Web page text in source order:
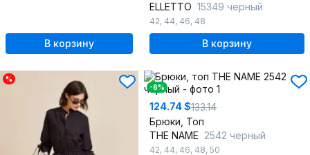
В корзину
ELLETTO 15349 черный
42, 44, 46, 48
В корзину
%
-6%
124.74 $133.14
Брюки, Топ
THE NAME 2542 черный
42, 44, 46, 48, 50